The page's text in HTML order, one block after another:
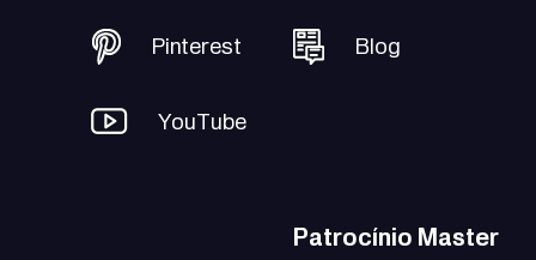
Pinterest Blog
YouTube
Patrocínio Master